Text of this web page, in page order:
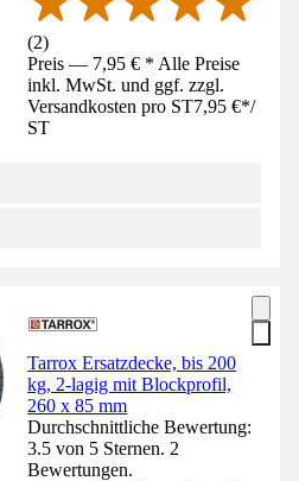
(2)
Preis — 7,95 € * Alle Preise
inkl. MwSt. und ggf. zzgl.
Versandkosten pro ST7,95 €*/
ST
Tarrox Ersatzdecke, bis 200
kg, 2-lagig mit Blockprofil,
260 x 85 mm
Durchschnittliche Bewertung:
3.5 von 5 Sternen. 2
Bewertungen.